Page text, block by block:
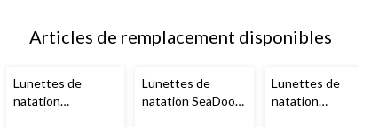
Articles de remplacement disponibles
Lunettes de
natation
Lunettes de
natation SeaDoo,
Lunettes de
natation